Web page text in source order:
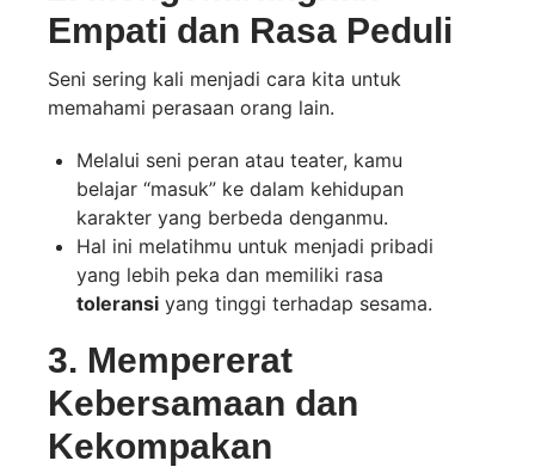
Empati dan Rasa Peduli
Seni sering kali menjadi cara kita untuk
memahami perasaan orang lain.
Melalui seni peran atau teater, kamu
belajar “masuk” ke dalam kehidupan
karakter yang berbeda denganmu.
Hal ini melatihmu untuk menjadi pribadi
yang lebih peka dan memiliki rasa
toleransi yang tinggi terhadap sesama.
3. Mempererat
Kebersamaan dan
Kekompakan